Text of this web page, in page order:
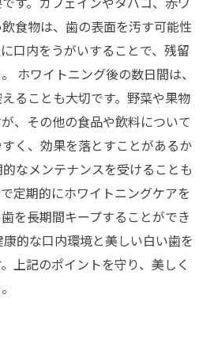
食物は、歯の表面を汚す可能性
口内をうがいすることで、残留
ホワイトニング後の数日間は、
ることも大切です。野菜や果物
、その他の食品や飲料について
く、効果を落とすことがあるか
なメンテナンスを受けることも
定期的にホワイトニングケアを
を長期間キープすることができ
的な口内環境と美しい白い歯を
上記のポイントを守り、美しく